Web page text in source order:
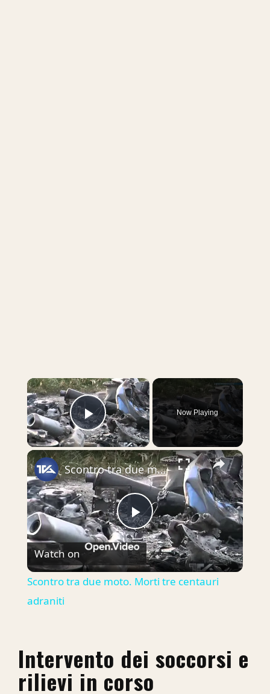
×
Play Video
Now Playing
×
Play
Video
Scontro tra due moto. Morti tre centauri adraniti
Watch on
Scontro tra due moto. Morti tre centauri
adraniti
Intervento dei soccorsi e
rilievi in corso